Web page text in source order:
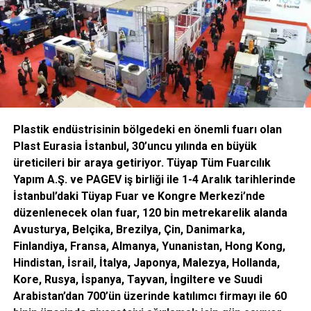
geniş fırsatlar sunuyoruz. Kendimizi her ürün ve hizmette en iyisini sunma tutkumuzu
paylaşan aynı zamanda yetenekli bireyleri aramaya adadık” dedi.
Samsung Avrupa İnsan Kaynakları Başkanı Richard Pibworthise “Dünya
genelinde çalışılmak istenilen en cazip şirketlerden biri olarak görülmekten büyük bir
memnuniyet duyduk. Amacımız her zaman yetenekli, yenilikçi insanları Samsung
ailesine çekmek, geliştirmek ve onlara esin kaynağı olmak. Hep birlikte, müşterilerimiz
için hem lokal hem de global anlamda heyecan verici yeni deneyimler sağlayacak
çözümler üretiyoruz” açıklamasını yaptı.
ÇALIŞANLARIN BEKLENTİLERİ DEĞİŞİYOR
Plastik endüstrisinin bölgedeki en önemli fuarı olan
Plast Eurasia İstanbul, 30’uncu yılında en büyük
üreticileri bir araya getiriyor. TüyapTüm Fuarcılık
Yapım A.Ş. ve PAGEV iş birliği ile 1-4 Aralık tarihlerinde
İstanbul’daki Tüyap Fuar ve Kongre Merkezi’nde
düzenlenecek olan fuar, 120 bin metrekarelik alanda
Avusturya, Belçika, Brezilya, Çin, Danimarka,
Finlandiya, Fransa, Almanya, Yunanistan, Hong Kong,
Hindistan, İsrail, İtalya, Japonya, Malezya, Hollanda,
Kore, Rusya, İspanya, Tayvan, İngiltere ve Suudi
Arabistan’dan 700’ün üzerinde katılımcı firmayı ile 60